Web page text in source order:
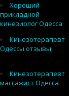
Хороший
прикладной
кинезиолог Одесса
Кинезотерапевт
Одессы отзывы
Кинезотерапевт
массажист Одесса